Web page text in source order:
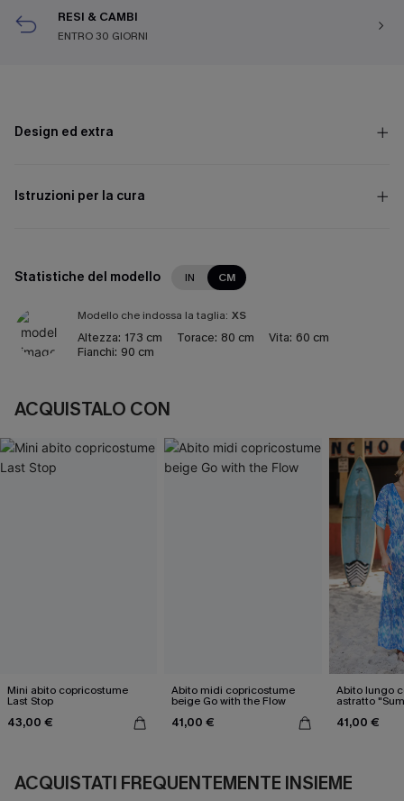
RESI & CAMBI
ENTRO 30 GIORNI
Design ed extra
Istruzioni per la cura
Statistiche del modello IN CM
Modello che indossa la taglia: XS
Altezza: 173 cm Torace: 80 cm Vita: 60 cm
Fianchi: 90 cm
ACQUISTALO CON
Mini abito copricostume
Last Stop
43,00 €
Abito midi copricostume
beige Go with the Flow
41,00 €
Abito lungo
astratto
41,00 €
ACQUISTATI FREQUENTEMENTE INSIEME